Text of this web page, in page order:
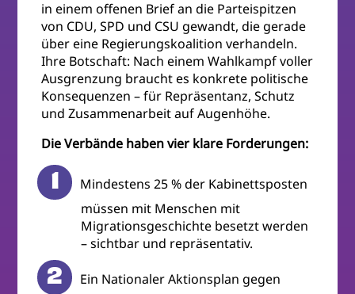
in einem offenen Brief an die Parteispitzen
von CDU, SPD und CSU gewandt, die gerade
über eine Regierungskoalition verhandeln.
Ihre Botschaft: Nach einem Wahlkampf voller
Ausgrenzung braucht es konkrete politische
Konsequenzen – für Repräsentanz, Schutz
und Zusammenarbeit auf Augenhöhe.
Die Verbände haben vier klare Forderungen:
Mindestens 25 % der Kabinettsposten
müssen mit Menschen mit
Migrationsgeschichte besetzt werden
– sichtbar und repräsentativ.
Ein Nationaler Aktionsplan gegen